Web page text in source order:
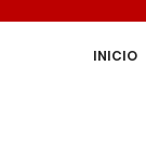
INICIO